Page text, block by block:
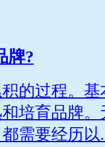
牌?
的过程。
培育品牌
需要经历以